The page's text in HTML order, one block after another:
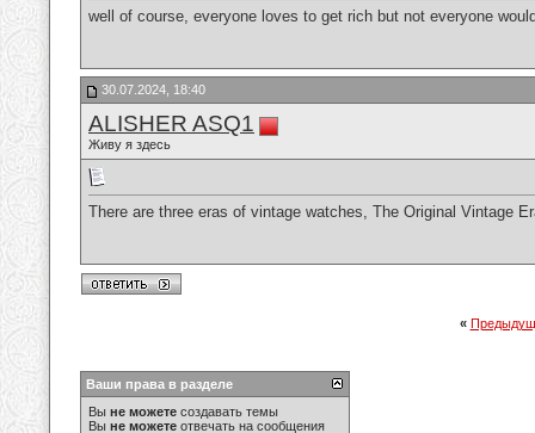
well of course, everyone loves to get rich but not everyone
30.07.2024, 18:40
ALISHER ASQ1
Живу я здесь
There are three eras of vintage watches, The Original Vintage
«
Ваши права в разделе
Вы не можете создавать темы
Вы не можете отвечать на сообщения